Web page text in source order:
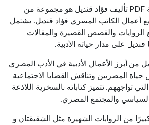
كتاب الأعمال الكاملة PDF تأليف فؤاد قنديل هو مجموعة من
أعمال الكاتب المصري فؤاد قنديل. يشتمل
الروايات والقصص القصيرة والمقالات
قنديل على مدار حياته الأدبية.
من أبرز الأعمال الأدبية في الأدب المصري
المصريين وتناقش القضايا الاجتماعية
تواجههم. تتميز كتاباته بالسخرية اللاذعة
السياسي والمجتمع المصري.
من الروايات الشهيرة مثل الشقيقتان و